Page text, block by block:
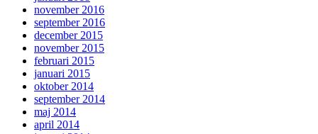
november 2016
september 2016
december 2015
november 2015
februari 2015
januari 2015
oktober 2014
september 2014
maj 2014
april 2014